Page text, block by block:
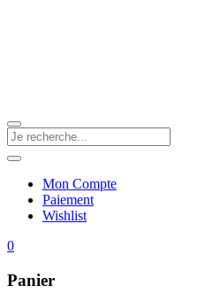
Mon Compte
Paiement
Wishlist
0
Panier